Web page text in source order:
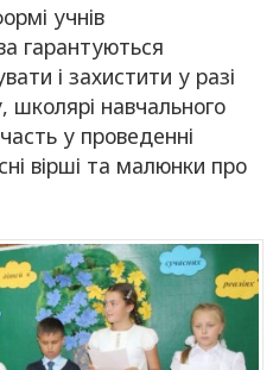
учнів
гарантуються
і захистити у разі
навчального
у проведенні
вірші та малюнки про